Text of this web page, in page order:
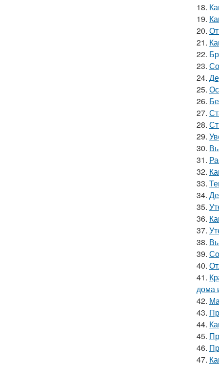
18.
19.
20.
21.
22.
23.
24.
25.
26.
27.
28.
29.
30.
31.
32.
33.
34.
35.
36.
37.
38.
39.
40.
41.
дома
42.
43.
44.
45.
46.
47.